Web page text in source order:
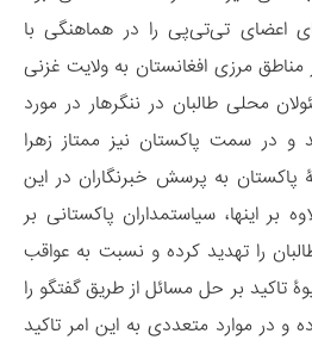
اعضای تی‌تی‌پی را در هماهنگی با
مناطق مرزی افغانستان به ولایت غزنی
محلی طالبان در ننگرهار در مورد
و در سمت پاکستان نیز ممتاز زهرا
پاکستان به پرسش خبرنگاران در این
بر اینها، سیاستمداران پاکستانی بر
را تهدید کرده و نسبت به عواقب
تاکید بر حل مسائل از طریق گفتگو را
و در موارد متعددی به این امر تاکید